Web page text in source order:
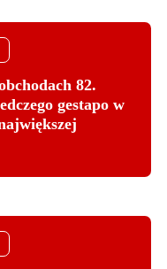
82.
gestapo w